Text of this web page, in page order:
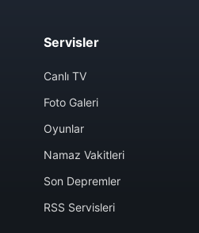
Servisler
Canlı TV
Foto Galeri
Oyunlar
Namaz Vakitleri
Son Depremler
RSS Servisleri